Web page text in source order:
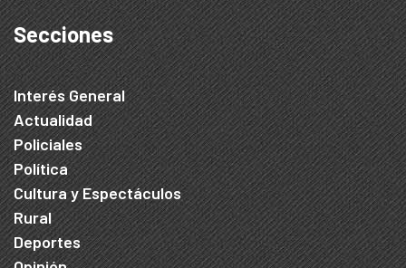
Secciones
Interés General
Actualidad
Policiales
Política
Cultura y Espectáculos
Rural
Deportes